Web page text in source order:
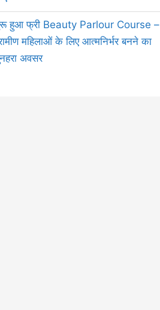
हुआ फ्री Beauty Parlour Course –
महिलाओं के लिए आत्मनिर्भर बनने का
अवसर